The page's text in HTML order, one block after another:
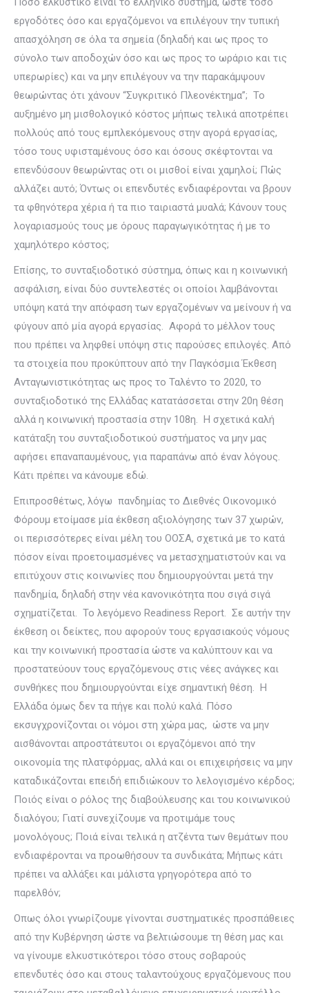
εργοδότες όσο και εργαζόμενοι να επιλέγουν την τυπική
απασχόληση σε όλα τα σημεία (δηλαδή και ως προς το
σύνολο των αποδοχών όσο και ως προς το ωράριο και τις
υπερωρίες) και να μην επιλέγουν να την παρακάμψουν
θεωρώντας ότι χάνουν “Συγκριτικό Πλεονέκτημα”; Το
αυξημένο μη μισθολογικό κόστος μήπως τελικά αποτρέπει
πολλούς από τους εμπλεκόμενους στην αγορά εργασίας,
τόσο τους υφισταμένους όσο και όσους σκέφτονται να
επενδύσουν θεωρώντας οτι οι μισθοί είναι χαμηλοί; Πώς
αλλάζει αυτό; Όντως οι επενδυτές ενδιαφέρονται να βρουν
τα φθηνότερα χέρια ή τα πιο ταιριαστά μυαλά; Κάνουν τους
λογαριασμούς τους με όρους παραγωγικότητας ή με το
χαμηλότερο κόστος;
Επίσης, το συνταξιοδοτικό σύστημα, όπως και η κοινωνική
ασφάλιση, είναι δύο συντελεστές οι οποίοι λαμβάνονται
υπόψη κατά την απόφαση των εργαζομένων να μείνουν ή να
φύγουν από μία αγορά εργασίας. Αφορά το μέλλον τους
που πρέπει να ληφθεί υπόψη στις παρούσες επιλογές. Από
τα στοιχεία που προκύπτουν από την Παγκόσμια Έκθεση
Ανταγωνιστικότητας ως προς το Ταλέντο το 2020, το
συνταξιοδοτικό της Ελλάδας κατατάσσεται στην 20η θέση
αλλά η κοινωνική προστασία στην 108η. Η σχετικά καλή
κατάταξη του συνταξιοδοτικού συστήματος να μην μας
αφήσει επαναπαυμένους, για παραπάνω από έναν λόγους.
Κάτι πρέπει να κάνουμε εδώ.
Επιπροσθέτως, λόγω πανδημίας το Διεθνές Οικονομικό
Φόρουμ ετοίμασε μία έκθεση αξιολόγησης των 37 χωρών,
οι περισσότερες είναι μέλη του ΟΟΣΑ, σχετικά με το κατά
πόσον είναι προετοιμασμένες να μετασχηματιστούν και να
επιτύχουν στις κοινωνίες που δημιουργούνται μετά την
πανδημία, δηλαδή στην νέα κανονικότητα που σιγά σιγά
σχηματίζεται. Το λεγόμενο Readiness Report. Σε αυτήν την
έκθεση οι δείκτες, που αφορούν τους εργασιακούς νόμους
και την κοινωνική προστασία ώστε να καλύπτουν και να
προστατεύουν τους εργαζόμενους στις νέες ανάγκες και
συνθήκες που δημιουργούνται είχε σημαντική θέση. Η
Ελλάδα όμως δεν τα πήγε και πολύ καλά. Πόσο
εκσυγχρονίζονται οι νόμοι στη χώρα μας, ώστε να μην
αισθάνονται απροστάτευτοι οι εργαζόμενοι από την
οικονομία της πλατφόρμας, αλλά και οι επιχειρήσεις να μην
καταδικάζονται επειδή επιδιώκουν το λελογισμένο κέρδος;
Ποιός είναι ο ρόλος της διαβούλευσης και του κοινωνικού
διαλόγου; Γιατί συνεχίζουμε να προτιμάμε τους
μονολόγους; Ποιά είναι τελικά η ατζέντα των θεμάτων που
ενδιαφέρονται να προωθήσουν τα συνδικάτα; Μήπως κάτι
πρέπει να αλλάξει και μάλιστα γρηγορότερα από το
παρελθόν;
Οπως όλοι γνωρίζουμε γίνονται συστηματικές προσπάθειες
από την Κυβέρνηση ώστε να βελτιώσουμε τη θέση μας και
να γίνουμε ελκυστικότεροι τόσο στους σοβαρούς
επενδυτές όσο και στους ταλαντούχους εργαζόμενους που